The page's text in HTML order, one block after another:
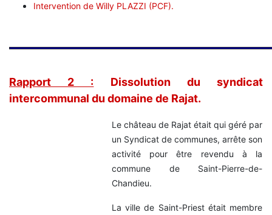
Intervention de Willy PLAZZI (PCF).
Rapport 2 : Dissolution du syndicat
intercommunal du domaine de Rajat.
Le château de Rajat était qui géré par
un Syndicat de communes, arrête son
activité pour être revendu à la
commune de Saint-Pierre-de-
Chandieu.
La ville de Saint-Priest était membre